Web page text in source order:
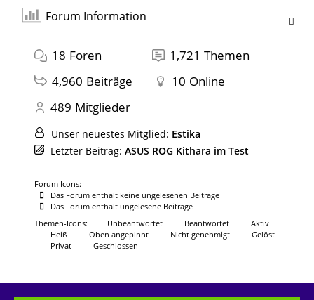
Forum Information
18 Foren 1,721 Themen
4,960 Beiträge 10 Online
489 Mitglieder
Unser neuestes Mitglied: Estika
Letzter Beitrag: ASUS ROG Kithara im Test
Forum Icons:
Das Forum enthält keine ungelesenen Beiträge
Das Forum enthält ungelesene Beiträge
Themen-Icons:
Unbeantwortet Beantwortet
Aktiv
Heiß
Oben angepinnt Nicht genehmigt
Gelöst
Privat
Geschlossen